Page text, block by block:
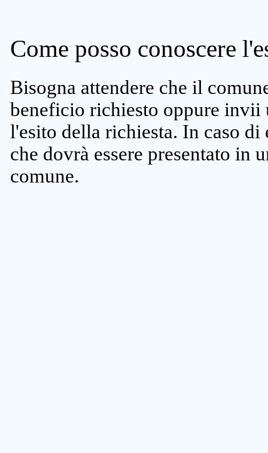
Come posso conoscere
Bisogna attendere che il
beneficio richiesto oppure invii
l'esito della richiesta. In caso
che dovrà essere presentato in
comune.